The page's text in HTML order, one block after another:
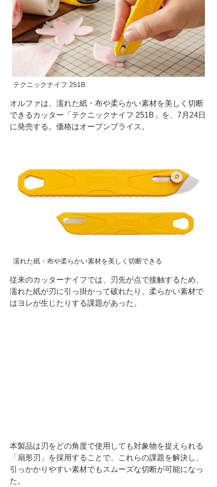
テクニックナイフ 251B
オルファは、濡れた紙・布や柔らかい素材を美しく切断
できるカッター「テクニックナイフ 251B」を、7月24日
に発売する。価格はオープンプライス。
濡れた紙・布や柔らかい素材を美しく切断できる
従来のカッターナイフでは、刃先が点で接触するため、
濡れた紙が刃に引っ掛かって破れたり、柔らかい素材で
はヨレが生じたりする課題があった。
本製品は刃をどの角度で使用しても対象物を捉えられる
「扇形刃」を採用することで、これらの課題を解決し、
引っかかりやすい素材でもスムーズな切断が可能になっ
た。